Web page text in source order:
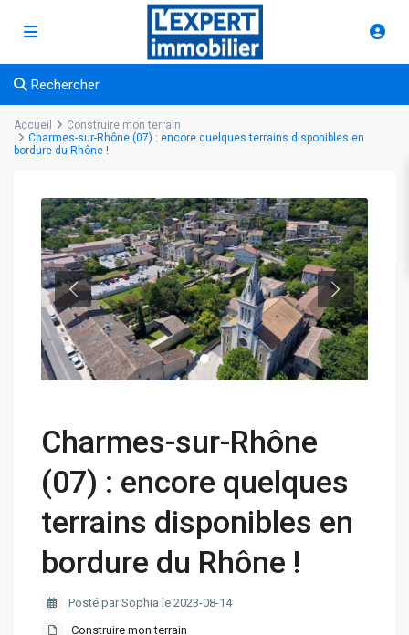
Rechercher
Accueil
Construire mon terrain
Charmes-sur-Rhône (07) : encore quelques terrains disponibles en
bordure du Rhône !
Charmes-sur-Rhône
(07) : encore quelques
terrains disponibles en
bordure du Rhône !
Posté par Sophia le 2023-08-14
Construire mon terrain